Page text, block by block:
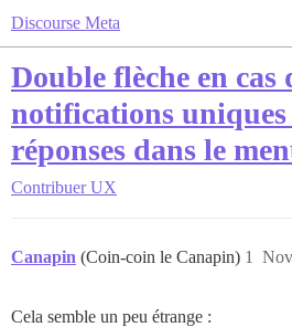
Discourse Meta
Double flèche en cas
notifications
réponses dans le
Contribuer UX
Canapin (Coin-coin le Canapin) 1
Cela semble un peu étrange :